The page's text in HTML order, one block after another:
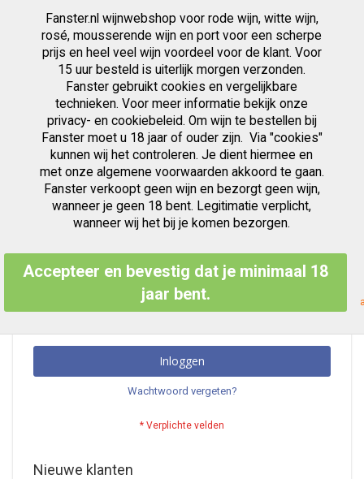
Fanster.nl wijnwebshop voor rode wijn, witte wijn,
rosé, mousserende wijn en port voor een scherpe
prijs en heel veel wijn voordeel voor de klant. Voor
15 uur besteld is uiterlijk morgen verzonden.
Fanster gebruikt cookies en vergelijkbare
technieken. Voor meer informatie bekijk onze
privacy- en cookiebeleid. Om wijn te bestellen bij
Fanster moet u 18 jaar of ouder zijn. Via "cookies"
kunnen wij het controleren. Je dient hiermee en
met onze algemene voorwaarden akkoord te gaan.
Fanster verkoopt geen wijn en bezorgt geen wijn,
wanneer je geen 18 bent. Legitimatie verplicht,
wanneer wij het bij je komen bezorgen.
Accepteer en bevestig dat je minimaal 18
jaar bent.
Zoek
inhoud
Klant Login
Geregistreerde Klanten
Als u een account hebt, meld u dan aan met uw e-mailadres.
E-mailadres
Inloggen
Wachtwoord vergeten?
Nieuwe klanten